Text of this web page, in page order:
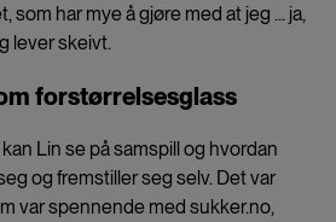
som har mye å gjøre med at jeg ... ja,
lever skeivt.
forstørrelsesglass
Lin se på samspill og hvordan
og fremstiller seg selv. Det var
var spennende med sukker.no,